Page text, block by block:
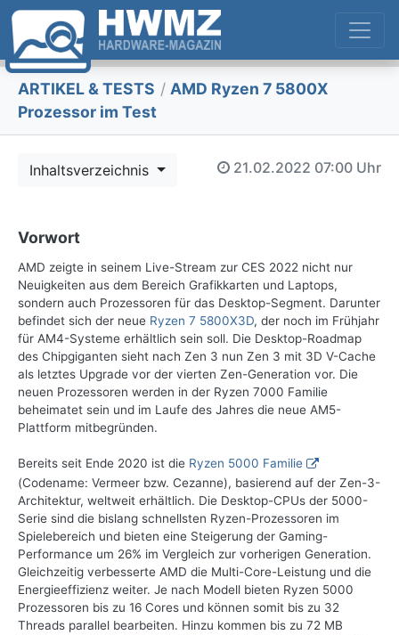
ARTIKEL & TESTS / AMD Ryzen 7 5800X
Prozessor im Test
Inhaltsverzeichnis 21.02.2022 07:00 Uhr
Vorwort
AMD zeigte in seinem Live-Stream zur CES 2022 nicht nur
Neuigkeiten aus dem Bereich Grafikkarten und Laptops,
sondern auch Prozessoren für das Desktop-Segment. Darunter
befindet sich der neue Ryzen 7 5800X3D, der noch im Frühjahr
für AM4-Systeme erhältlich sein soll. Die Desktop-Roadmap
des Chipgiganten sieht nach Zen 3 nun Zen 3 mit 3D V-Cache
als letztes Upgrade vor der vierten Zen-Generation vor. Die
neuen Prozessoren werden in der Ryzen 7000 Familie
beheimatet sein und im Laufe des Jahres die neue AM5-
Plattform mitbegründen.
Bereits seit Ende 2020 ist die Ryzen 5000 Familie
(Codename: Vermeer bzw. Cezanne), basierend auf der Zen-3-
Architektur, weltweit erhältlich. Die Desktop-CPUs der 5000-
Serie sind die bislang schnellsten Ryzen-Prozessoren im
Spielebereich und bieten eine Steigerung der Gaming-
Performance um 26% im Vergleich zur vorherigen Generation.
Gleichzeitig verbesserte AMD die Multi-Core-Leistung und die
Energieeffizienz weiter. Je nach Modell bieten Ryzen 5000
Prozessoren bis zu 16 Cores und können somit bis zu 32
Threads parallel bearbeiten. Hinzu kommen bis zu 72 MB